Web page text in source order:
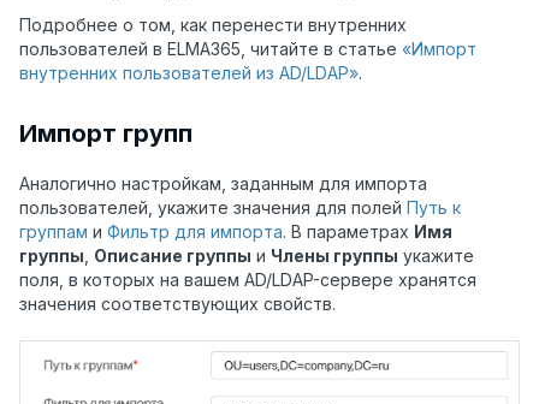
Подробнее о том, как перенести внутренних
пользователей в ELMA365, читайте в статье «Импорт
внутренних пользователей из AD/LDAP».
Импорт групп
Аналогично настройкам, заданным для импорта
пользователей, укажите значения для полей Путь к
группам и Фильтр для импорта. В параметрах Имя
группы Описание группы и Члены группы укажите
поля, в которых на вашем AD/LDAP-сервере хранятся
значения соответствующих свойств.